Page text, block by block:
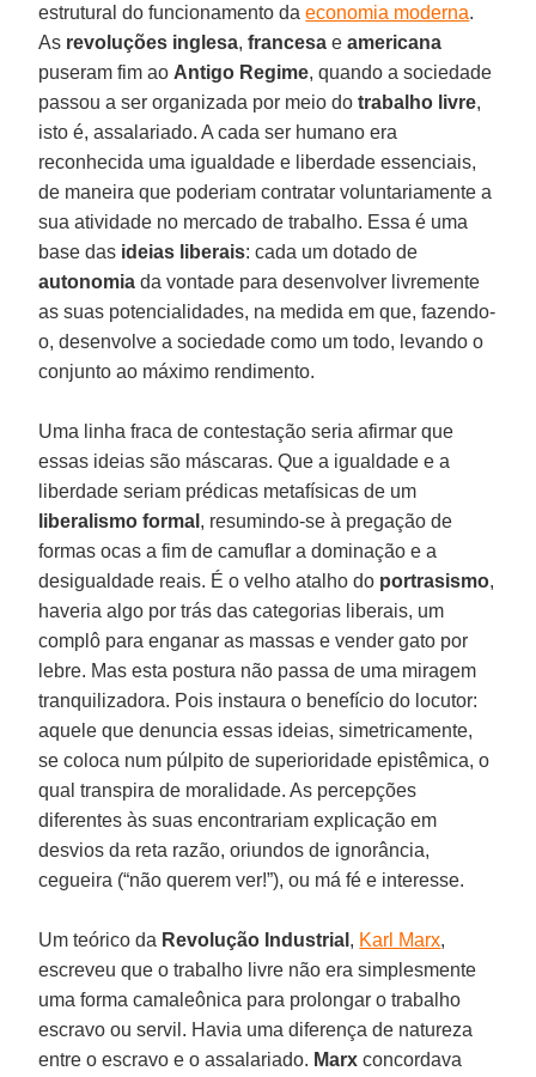
estrutural do funcionamento daeconomia moderna.
As revoluções inglesa,francesa eamericana
puseram fim ao Antigo Regime, quando a sociedade
passou a ser organizada por meio dotrabalho livre,
isto é, assalariado. A cada ser humano era
reconhecida uma igualdade e liberdade essenciais,
de maneira que poderiam contratar voluntariamente a
sua atividade no mercado de trabalho. Essa é uma
base das ideias liberais: cada um dotado de
autonomia da vontade para desenvolver livremente
as suas potencialidades, na medida em que, fazendo-
o, desenvolve a sociedade como um todo, levando o
conjunto ao máximo rendimento.
Uma linha fraca de contestação seria afirmar que
essas ideias são máscaras. Que a igualdade e a
liberdade seriam prédicas metafísicas de um
liberalismo formal , resumindo-se à pregação de
formas ocas a fim de camuflar a dominação e a
desigualdade reais. É o velho atalho do portrasismo,
haveria algo por trás das categorias liberais, um
complô para enganar as massas e vender gato por
lebre. Mas esta postura não passa de uma miragem
tranquilizadora. Pois instaura o benefício do locutor:
aquele que denuncia essas ideias, simetricamente,
se coloca num púlpito de superioridade epistêmica, o
qual transpira de moralidade. As percepções
diferentes às suas encontrariam explicação em
desvios da reta razão, oriundos de ignorância,
cegueira (“não querem ver!”), ou má fé e interesse.
Um teórico da Revolução Industrial , Karl Marx,
escreveu que o trabalho livre não era simplesmente
uma forma camaleônica para prolongar o trabalho
escravo ou servil. Havia uma diferença de natureza
entre o escravo e o assalariado. Marx concordava